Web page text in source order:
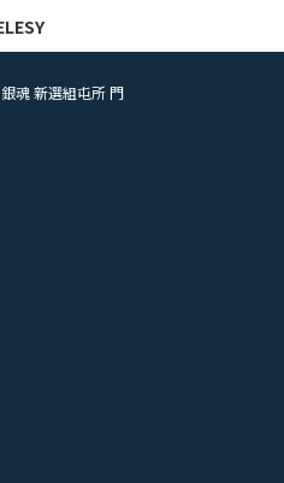
ホーム
銀魂 新選組屯所 門